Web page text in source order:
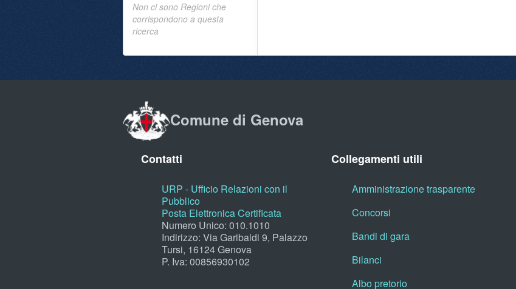
Non ci sono Regioni che
corrispondono a questa
ricerca
Comune di Genova
Contatti
URP - Ufficio Relazioni con il
Pubblico
Posta Elettronica Certificata
Numero Unico: 010.1010
Indirizzo: Via Garibaldi 9, Palazzo
Tursi, 16124 Genova
P. Iva: 00856930102
Collegamenti utili
Amministrazione trasparente
Concorsi
Bandi di gara
Bilanci
Albo pretorio